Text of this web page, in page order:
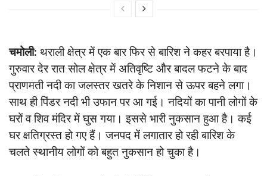
चमोली: थराली क्षेत्र में एक बार फिर से बारिश ने कहर बरपाया है।
गुरुवार देर रात सोल क्षेत्र में अतिवृष्टि और बादल फटने के बाद
प्राणमती नदी का जलस्तर खतरे के निशान से ऊपर बहने लगा।
साथ ही पिंडर नदी भी उफान पर आ गई। नदियों का पानी लोगों के
घरों व शिव मंदिर में घुस गया। इससे भारी नुकसान हुआ है। कई
घर क्षतिग्रस्त हो गए हैं। जनपद में लगातार हो रही बारिश के
चलते स्थानीय लोगों को बहुत नुकसान हो चुका है।